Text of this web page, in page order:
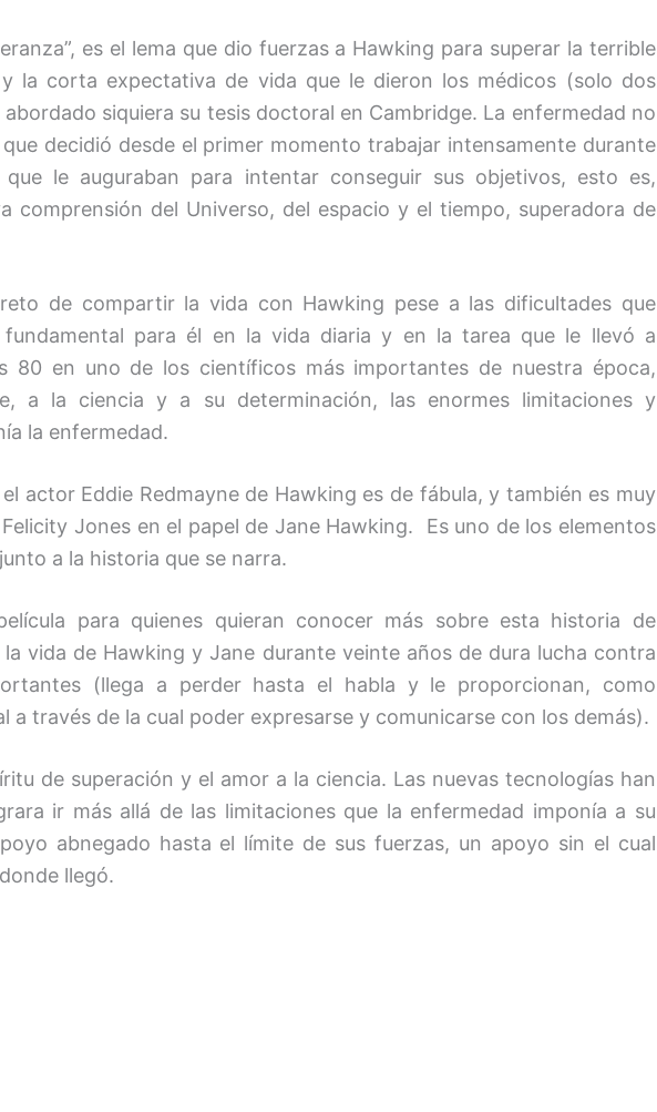
es el lema que dio fuerzas a Hawking para superar la terrible
la corta expectativa de vida que le dieron los médicos (solo dos
siquiera su tesis doctoral en Cambridge. La enfermedad no
decidió desde el primer momento trabajar intensamente durante
le auguraban para intentar conseguir sus objetivos, esto es,
comprensión del Universo, del espacio y el tiempo, superadora de
de compartir la vida con Hawking pese a las dificultades que
para él en la vida diaria y en la tarea que le llevó a
80 en uno de los científicos más importantes de nuestra época,
a la ciencia y a su determinación, las enormes limitaciones y
la enfermedad.
actor Eddie Redmayne de Hawking es de fábula, y también es muy
Jones en el papel de Jane Hawking. Es uno de los elementos
a la historia que se narra.
para quienes quieran conocer más sobre esta historia de
vida de Hawking y Jane durante veinte años de dura lucha contra
(llega a perder hasta el habla y le proporcionan, como
a través de la cual poder expresarse y comunicarse con los demás).
de superación y el amor a la ciencia. Las nuevas tecnologías han
ir más allá de las limitaciones que la enfermedad imponía a su
abnegado hasta el límite de sus fuerzas, un apoyo sin el cual
llegó.